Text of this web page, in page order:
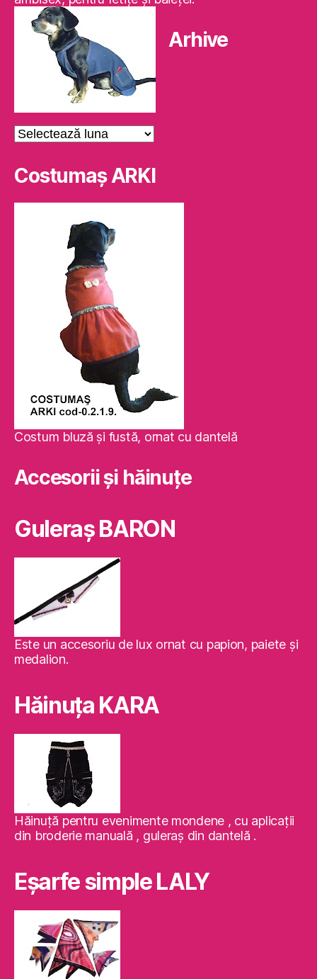
Arhive
Arhive
Costumaş ARKI
Costum bluză şi fustă, ornat cu dantelă
Accesorii și hăinuțe
Guleraş BARON
Este un accesoriu de lux ornat cu papion, paiete şi
medalion.
Hăinuţa KARA
Hăinuţă pentru evenimente mondene , cu aplicaţii
din broderie manuală , guleraş din dantelă .
Eşarfe simple LALY